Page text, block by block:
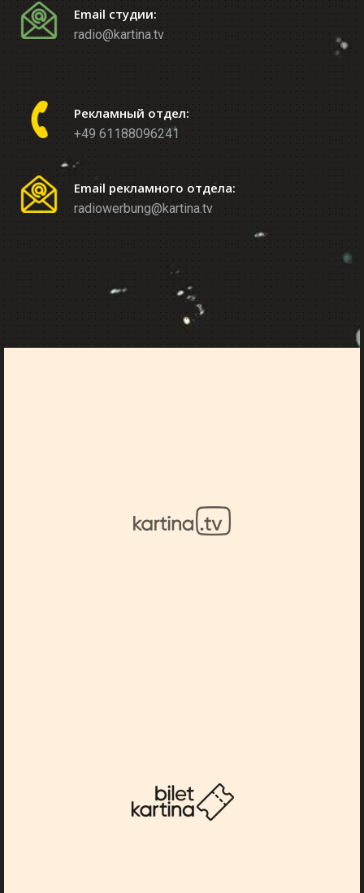
Email студии:
radio@kartina.tv
Рекламный отдел:
+49 61188096241
Email рекламного отдела:
radiowerbung@kartina.tv